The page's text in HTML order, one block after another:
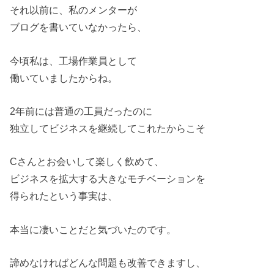
それ以前に、私のメンターが
ブログを書いていなかったら、
今頃私は、工場作業員として
働いていましたからね。
2年前には普通の工員だったのに
独立してビジネスを継続してこれたからこそ
Cさんとお会いして楽しく飲めて、
ビジネスを拡大する大きなモチベーションを
得られたという事実は、
本当に凄いことだと気づいたのです。
諦めなければどんな問題も改善できますし、